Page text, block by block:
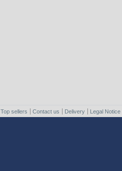
Top sellers Contact us Delivery Legal Notice